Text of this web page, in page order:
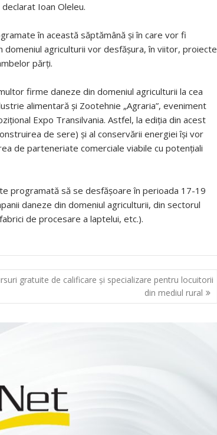
Ioan Oleleu.
în această săptămână şi în care vor fi
agriculturii vor desfăşura, în viitor, proiecte
părţi.
firme daneze din domeniul agriculturii la cea
alimentară şi Zootehnie „Agraria”, eveniment
Expo Transilvania. Astfel, la ediţia din acest
de sere) şi al conservării energiei îşi vor
de parteneriate comerciale viabile cu potenţiali
programată să se desfăşoare în perioada 17-19
daneze din domeniul agriculturii, din sectorul
de procesare a laptelui, etc.).
gratuite de calificare şi specializare pentru locuitorii
din mediul rural